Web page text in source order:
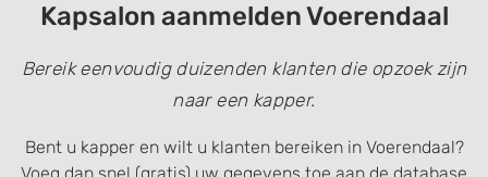
Kapsalon aanmelden Voerendaal
Bereik eenvoudig duizenden klanten die opzoek zijn
naar een kapper.
Bent u kapper en wilt u klanten bereiken in Voerendaal?